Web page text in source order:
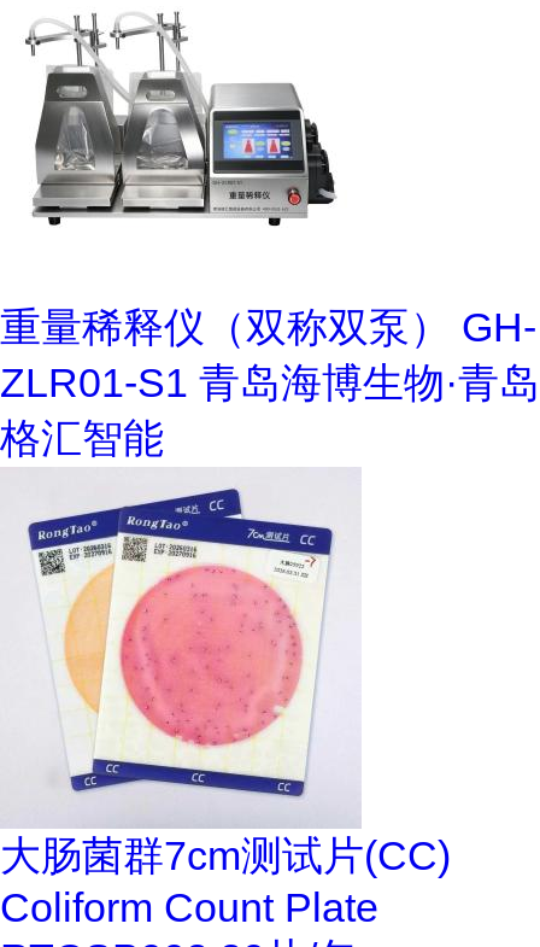
重量稀释仪（双称双泵） GH-
ZLR01-S1 青岛海博生物·青岛
格汇智能
大肠菌群7cm测试片(CC)
Coliform Count Plate